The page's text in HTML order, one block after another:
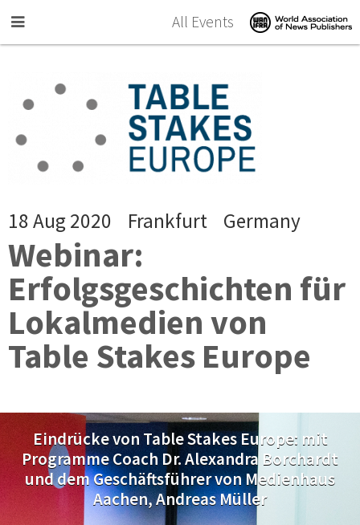
All Events
18 Aug 2020 Frankfurt Germany
Webinar:
Erfolgsgeschichten für
Lokalmedien von
Table Stakes Europe
Eindrücke von Table Stakes Europe: mit
Programme Coach Dr. Alexandra Borchardt
und dem Geschäftsführer von Medienhaus
Aachen, Andreas Müller